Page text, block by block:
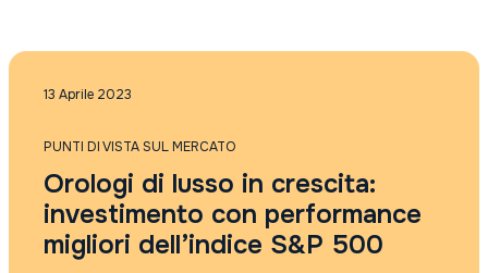
13 Aprile 2023
PUNTI DI VISTA SUL MERCATO
Orologi di lusso in crescita:
investimento con performance
migliori dell’indice S&P 500